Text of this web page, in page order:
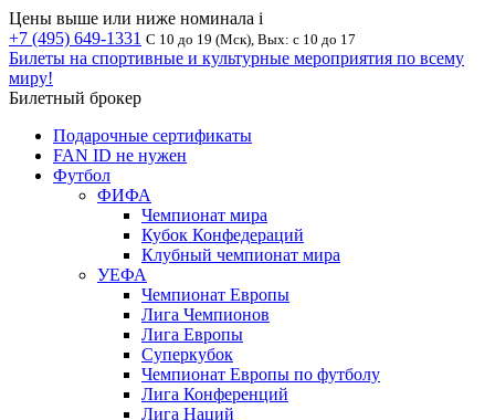
Цены выше или ниже номинала i
+7 (495) 649-1331 С 10 до 19 (Мск), Вых: с 10 до 17
Билеты на спортивные и культурные мероприятия по всему
миру!
Билетный брокер
Подарочные сертификаты
FAN ID не нужен
Футбол
ФИФА
Чемпионат мира
Кубок Конфедераций
Клубный чемпионат мира
УЕФА
Чемпионат Европы
Лига Чемпионов
Лига Европы
Суперкубок
Чемпионат Европы по футболу
Лига Конференций
Лига Наций